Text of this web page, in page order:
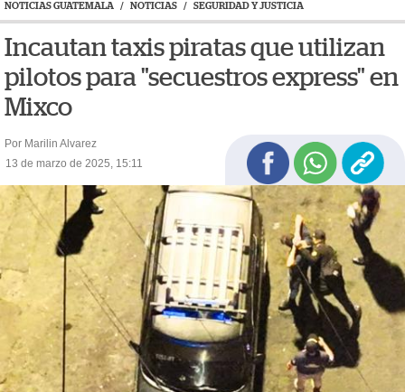
NOTICIAS GUATEMALA / NOTICIAS / SEGURIDAD Y JUSTICIA
Incautan taxis piratas que utilizan
pilotos para "secuestros express" en
Mixco
Por Marilin Alvarez
13 de marzo de 2025, 15:11